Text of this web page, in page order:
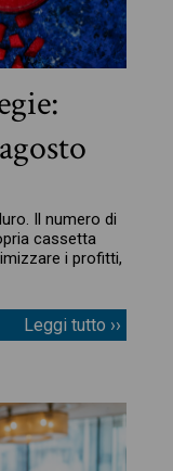
Il numero di
cassetta
i profitti,
Leggi tutto ››